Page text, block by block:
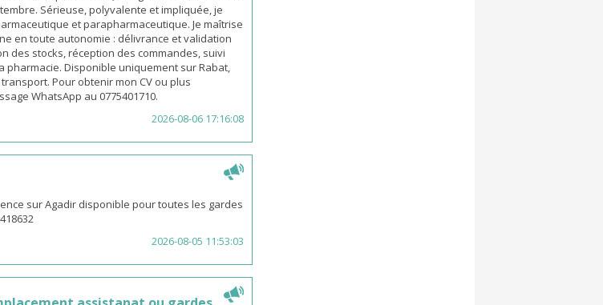
Sérieuse, polyvalente et impliquée, je
et parapharmaceutique. Je maîtrise
en toute autonomie : délivrance et validation
des stocks, réception des commandes, suivi
Disponible uniquement sur Rabat,
Pour obtenir mon CV ou plus
WhatsApp au 0775401710.
2026-08-06 17:16:08
sur Agadir disponible pour toutes les gardes
2026-08-05 11:53:03